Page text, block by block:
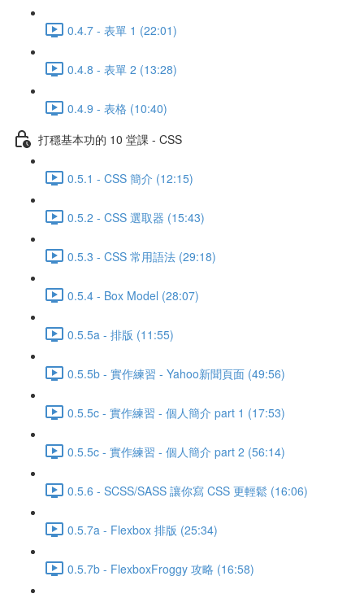
0.4.7 - 表單 1 (22:01)
0.4.8 - 表單 2 (13:28)
0.4.9 - 表格 (10:40)
打穩基本功的 10 堂課 - CSS
0.5.1 - CSS 簡介 (12:15)
0.5.2 - CSS 選取器 (15:43)
0.5.3 - CSS 常用語法 (29:18)
0.5.4 - Box Model (28:07)
0.5.5a - 排版 (11:55)
0.5.5b - 實作練習 - Yahoo新聞頁面 (49:56)
0.5.5c - 實作練習 - 個人簡介 part 1 (17:53)
0.5.5c - 實作練習 - 個人簡介 part 2 (56:14)
0.5.6 - SCSS/SASS 讓你寫 CSS 更輕鬆 (16:06)
0.5.7a - Flexbox 排版 (25:34)
0.5.7b - FlexboxFroggy 攻略 (16:58)